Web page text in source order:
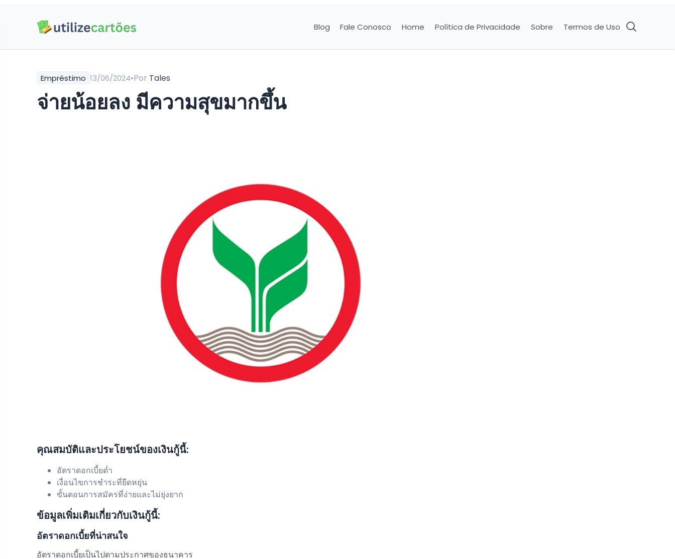
Blog Fale Conosco Home Política de Privacidade Sobre Termos de Uso
Empréstimo 13/06/2024•Por Tales
จ่ายน้อยลง มีความสุขมากขึ้น​​​​
คุณสมบัติและประโยชน์ของเงินกู้นี้:
อัตราดอกเบี้ยต่ำ
เงื่อนไขการชำระที่ยืดหยุ่น
ขั้นตอนการสมัครที่ง่ายและไม่ยุ่งยาก
ข้อมูลเพิ่มเติมเกี่ยวกับเงินกู้นี้:
อัตราดอกเบี้ยที่น่าสนใจ
อัตราดอกเบี้ยเป็นไปตามประกาศของธนาคาร